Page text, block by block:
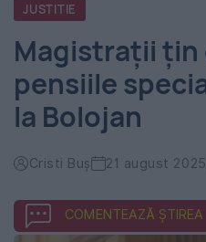
România
-
Evenimentul
Zilei
JUSTITIE
Magistrații țin
pensiile
la Bolojan
Cristi Buș 21 august
COMENTEAZĂ ȘTIREA